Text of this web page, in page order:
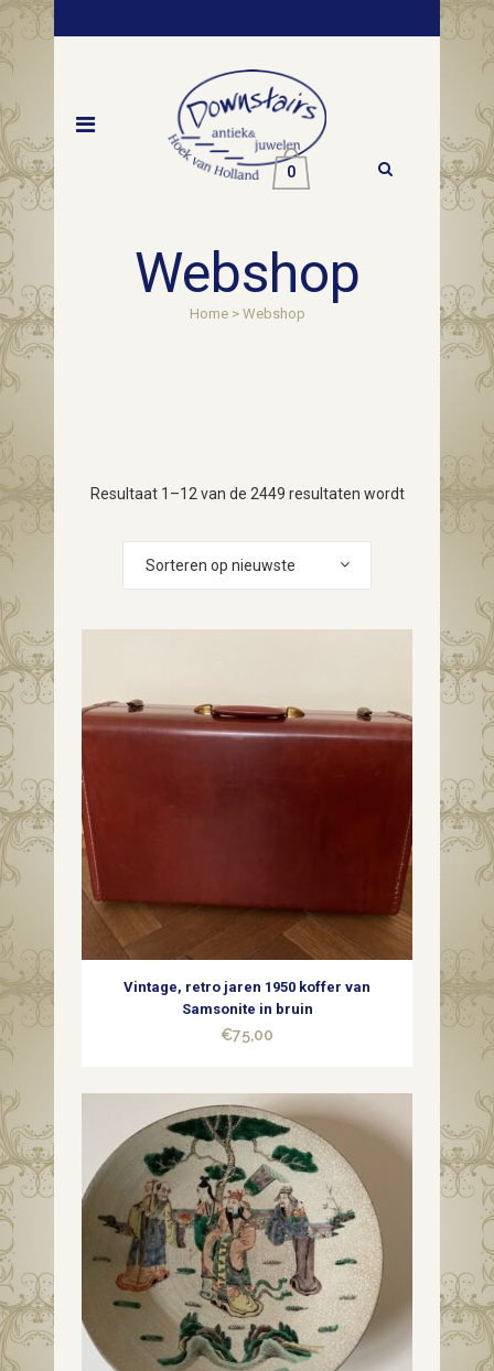
0
Webshop
Home> Webshop
Resultaat 1–12 van de 2449 resultaten wordt
Sorteren op nieuwste
Vintage, retro jaren 1950 koffer van
Samsonite in bruin
€75,00